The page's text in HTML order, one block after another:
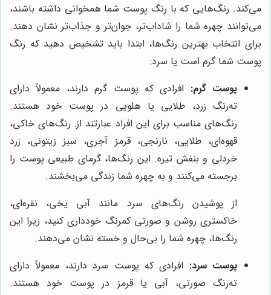
می‌کند. رنگ‌هایی که با رنگ پوست شما همخوانی داشته باشند،
می‌توانند چهره شما را شاداب‌تر، جوان‌تر و جذاب‌تر نشان دهند.
برای انتخاب بهترین رنگ‌ها، ابتدا باید تشخیص دهید که رنگ
پوست شما گرم است یا سرد:
پوست گرم: افرادی که پوست گرم دارند، معمولاً دارای
ته‌رنگ زرد، طلایی یا هلویی در پوست خود هستند.
رنگ‌های مناسب برای این افراد عبارتند از: رنگ‌های خاکی،
قهوه‌ای، طلایی، نارنجی، قرمز آجری، سبز زیتونی، زرد
خردلی و بنفش تیره. این رنگ‌ها، گرمای طبیعی پوست را
برجسته می‌کنند و به چهره شما زندگی می‌بخشند.
از پوشیدن رنگ‌های سرد مانند آبی یخی، نقره‌ای،
خاکستری روشن و صورتی کمرنگ خودداری کنید، زیرا این
رنگ‌ها، چهره شما را بی‌حال و خسته نشان می‌دهند.
پوست سرد: افرادی که پوست سرد دارند، معمولاً دارای
ته‌رنگ صورتی، آبی یا قرمز در پوست خود هستند.